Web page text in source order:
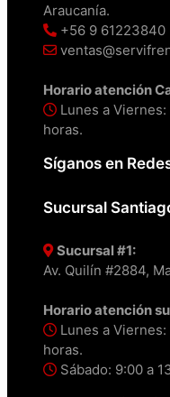
Araucanía.
+56 9 61223840
Horario atención
Lunes a
horas.
Síganos en
Sucursal
Sucursal #1:
Av. Quilín #2884,
Horario atención
Lunes a
horas.
Sábado: 9:00 a